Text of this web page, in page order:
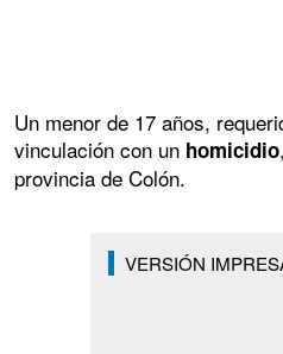
Un menor de 17 años,
vinculación con un homicidio
provincia de Colón.
VERSIÓN